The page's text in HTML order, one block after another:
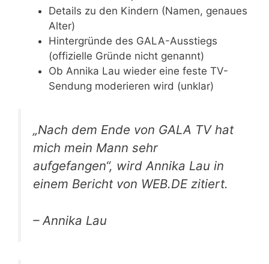
Details zu den Kindern (Namen, genaues
Alter)
Hintergründe des GALA-Ausstiegs
(offizielle Gründe nicht genannt)
Ob Annika Lau wieder eine feste TV-
Sendung moderieren wird (unklar)
„Nach dem Ende von GALA TV hat
mich mein Mann sehr
aufgefangen“, wird Annika Lau in
einem Bericht von WEB.DE zitiert.
– Annika Lau